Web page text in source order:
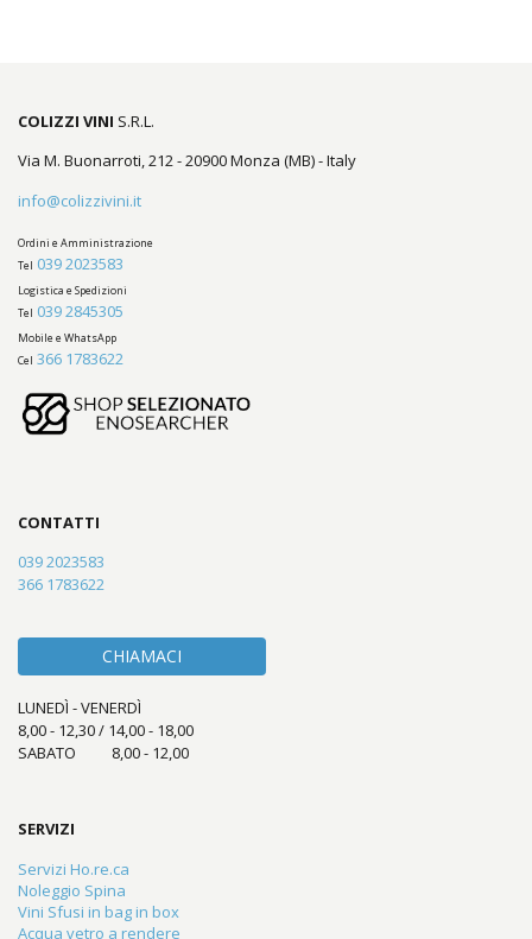
COLIZZI VINI S.R.L.
Via M. Buonarroti, 212 - 20900 Monza (MB) - Italy
info@colizzivini.it
Ordini e Amministrazione
Tel 039 2023583
Logistica e Spedizioni
Tel 039 2845305
Mobile e WhatsApp
Cel 366 1783622
CONTATTI
039 2023583
366 1783622
CHIAMACI
LUNEDÌ - VENERDÌ
8,00 - 12,30 / 14,00 - 18,00
SABATO 8,00 - 12,00
SERVIZI
Servizi Ho.re.ca
Noleggio Spina
Vini Sfusi in bag in box
Acqua vetro a rendere